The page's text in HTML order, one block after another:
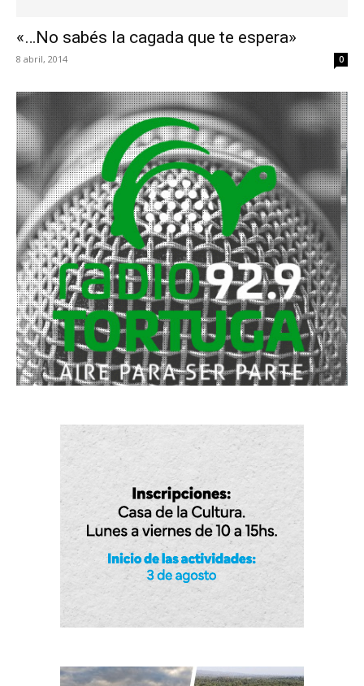
«…No sabés la cagada que te espera»
8 abril, 2014 0